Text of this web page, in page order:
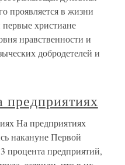
проявляется в жизни
христиане
нравственности и
добродетелей и
На предприятиях
накануне Первой
процента предприятий,